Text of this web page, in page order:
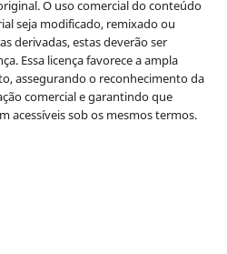
O uso comercial do conteúdo
seja modificado, remixado ou
derivadas, estas deverão ser
Essa licença favorece a ampla
assegurando o reconhecimento da
comercial e garantindo que
acessíveis sob os mesmos termos.